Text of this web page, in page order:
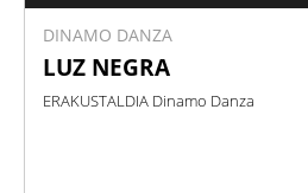
DINAMO DANZA
LUZ NEGRA
ERAKUSTALDIA Dinamo Danza